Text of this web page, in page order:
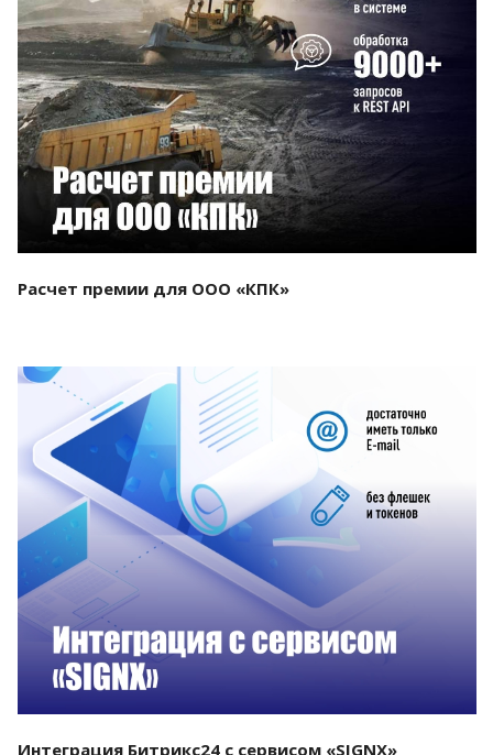
Смотреть проект
Расчет премии для ООО «КПК»
Смотреть проект
Интеграция Битрикс24 с сервисом «SIGNX»